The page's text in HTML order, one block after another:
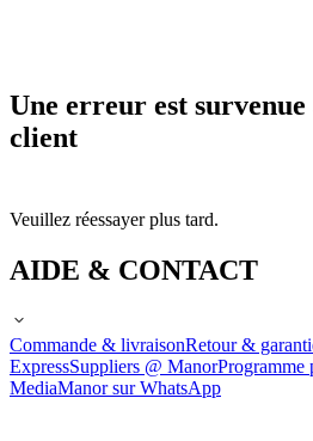
Une erreur est
client
Veuillez réessayer plus tard.
AIDE & CONTACT
Commande & livraisonRetour &
ExpressSuppliers @ ManorProgramme
MediaManor sur WhatsApp